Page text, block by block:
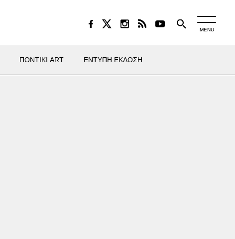
MENU
ΠΟΝΤΙΚΙ ART ΕΝΤΥΠΗ ΕΚΔΟΣΗ